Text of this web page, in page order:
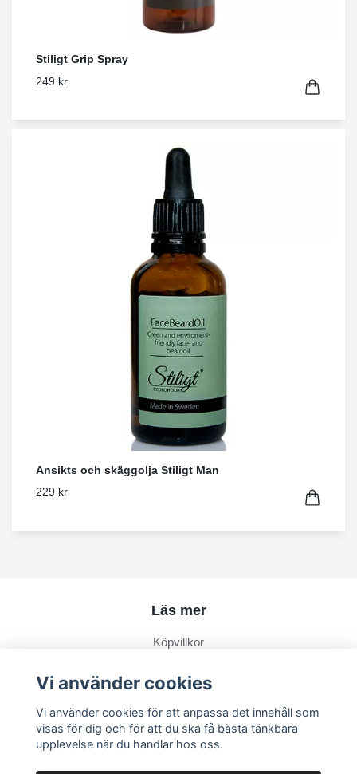
Stiligt Grip Spray
249 kr
Ansikts och skäggolja Stiligt Man
229 kr
Läs mer
Köpvillkor
Om Hårprylar
Om oss
Vanliga frågor om hårklämmor
Vi använder cookies
Vi använder cookies för att anpassa det innehåll som
visas för dig och för att du ska få bästa tänkbara
upplevelse när du handlar hos oss.